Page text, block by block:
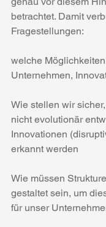
betrachtet. Damit
Fragestellungen:
welche
Unternehmen,
Wie stellen wir
nicht evolutionär
Innovationen
erkannt werden
Wie müssen
gestaltet sein, um
für unser